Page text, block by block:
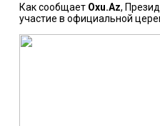
Как сообщает Oxu.Az,
участие в официальной